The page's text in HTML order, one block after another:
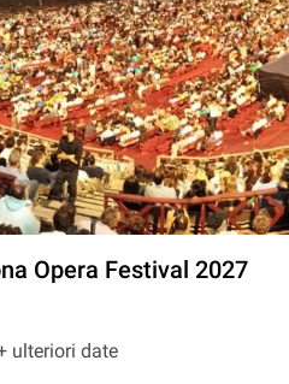
Opera Festival 2027
ulteriori date